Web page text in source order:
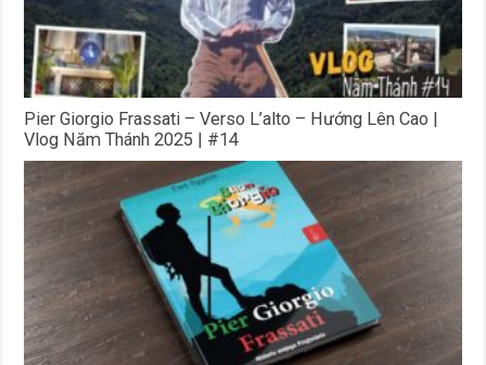
Pier Giorgio Frassati – Verso L’alto – Hướng Lên Cao |
Vlog Năm Thánh 2025 | #14